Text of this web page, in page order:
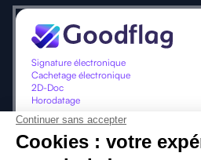
Signature électronique
Cachetage électronique
2D-Doc
Horodatage
Signer vous engage, Goodflag vous